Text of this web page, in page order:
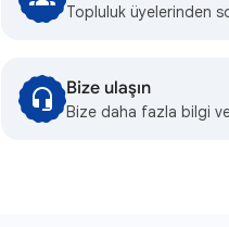
Topluluk üyelerinden
Bize ulaşın
Bize daha fazla bilgi